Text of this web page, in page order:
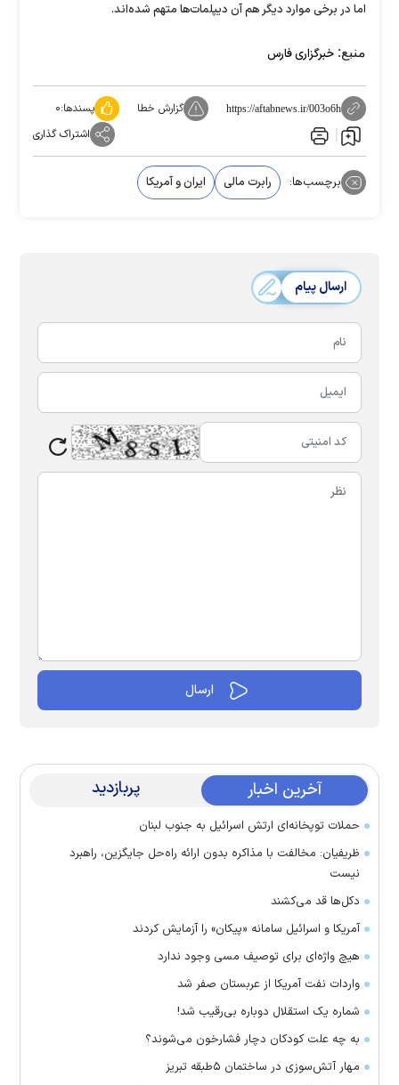
اما در برخی موارد دیگر هم آن دیپلمات‌ها متهم شده‌اند.
منبع: خبرگزاری فارس
https://aftabnews.ir/003o6h گزارش خطا پسندها:۰
اشتراک گذاری
برچسب‌ها: رابرت مالی ایران و آمریکا
ارسال پیام
آخرین اخبار پربازدید
حملات توپخانه‌ای ارتش اسرائیل به جنوب لبنان
ظریفیان: مخالفت با مذاکره بدون ارائه راه‌حل جایگزین، راهبرد
نیست
دکل‌ها قد می‌کشند
آمریکا و اسرائیل سامانه «پیکان» را آزمایش کردند
هیچ واژه‌ای برای توصیف مسی وجود ندارد
واردات نفت آمریکا از عربستان صفر شد
شماره یک استقلال دوباره بی‌رقیب شد!
به چه علت کودکان دچار فشارخون می‌شوند؟
مهار آتش‌سوزی در ساختمان ۵‌طبقه تبریز